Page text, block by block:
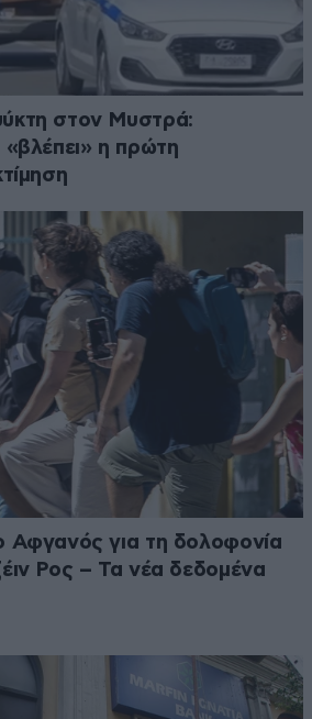
στον Μυστρά:
«βλέπει» η πρώτη
Αφγανός για τη δολοφονία
Ρος – Τα νέα δεδομένα